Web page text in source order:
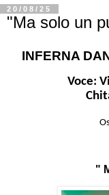
20/08/25
"Ma solo un
INFERNA
Voce:
"